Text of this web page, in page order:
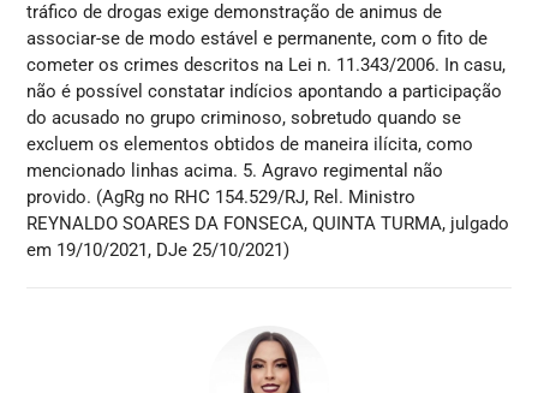
tráfico de drogas exige demonstração de animus de
associar-se de modo estável e permanente, com o fito de
cometer os crimes descritos na Lei n. 11.343/2006. In casu,
não é possível constatar indícios apontando a participação
do acusado no grupo criminoso, sobretudo quando se
excluem os elementos obtidos de maneira ilícita, como
mencionado linhas acima. 5. Agravo regimental não
provido. (AgRg no RHC 154.529/RJ, Rel. Ministro
REYNALDO SOARES DA FONSECA, QUINTA TURMA, julgado
em 19/10/2021, DJe 25/10/2021)